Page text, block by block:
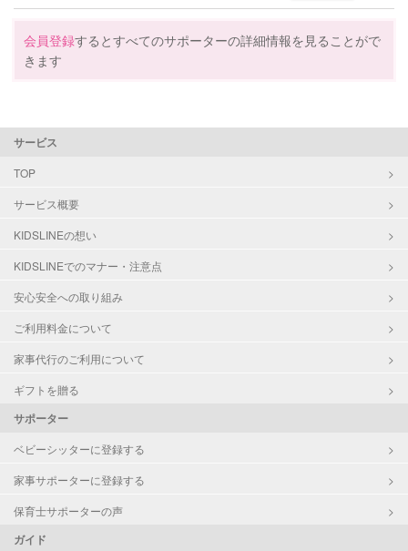
お子様の撮影
（定期特典）
対応可能
サポートの特徴
資格
病児対応
レッスン
定期予約
お子様の撮影
会員登録するとすべてのサポーターの詳細情報を見ることがで
きます
サービス
TOP
サービス概要
KIDSLINEの想い
KIDSLINEでのマナー・注意点
安心安全への取り組み
ご利用料金について
家事代行のご利用について
ギフトを贈る
サポーター
ベビーシッターに登録する
家事サポーターに登録する
保育士サポーターの声
ガイド